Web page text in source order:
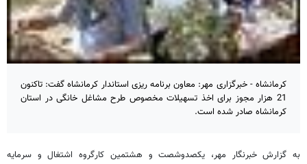
کرمانشاه - خبرگزاری مهر: معاون برنامه ریزی استاندار کرمانشاه گفت: تاکنون
21 هزار مجوز برای اخذ تسهیلات مخصوص طرح مشاغل خانگی در استان
کرمانشاه صادر شده است.
به گزارش خبرنگار مهر، یکصدوشصت و هشتمین کارگروه اشتغال و سرمایه